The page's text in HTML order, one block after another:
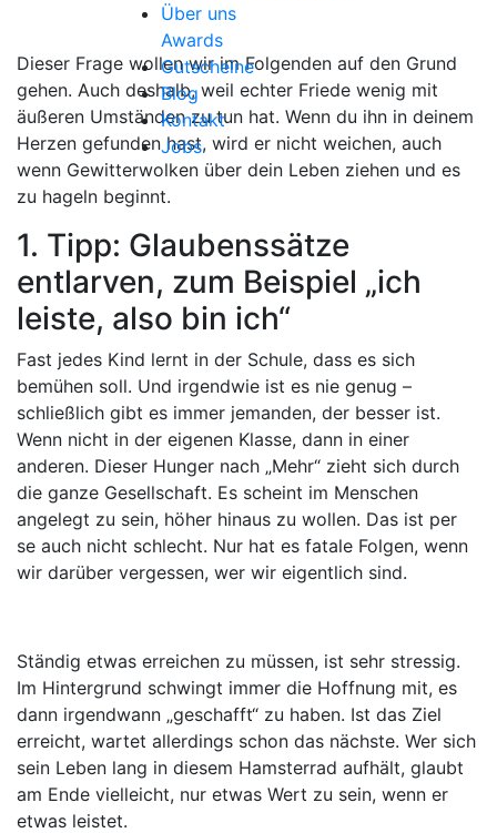
Über uns
Awards
Gutscheine
Blog
Kontakt
Jobs
Dieser Frage wollen wir im Folgenden auf den Grund
gehen. Auch deshalb, weil echter Friede wenig mit
äußeren Umständen zu tun hat. Wenn du ihn in deinem
Herzen gefunden hast, wird er nicht weichen, auch
wenn Gewitterwolken über dein Leben ziehen und es
zu hageln beginnt.
1. Tipp: Glaubenssätze
entlarven, zum Beispiel „ich
leiste, also bin ich“
Fast jedes Kind lernt in der Schule, dass es sich
bemühen soll. Und irgendwie ist es nie genug –
schließlich gibt es immer jemanden, der besser ist.
Wenn nicht in der eigenen Klasse, dann in einer
anderen. Dieser Hunger nach „Mehr“ zieht sich durch
die ganze Gesellschaft. Es scheint im Menschen
angelegt zu sein, höher hinaus zu wollen. Das ist per
se auch nicht schlecht. Nur hat es fatale Folgen, wenn
wir darüber vergessen, wer wir eigentlich sind.
Ständig etwas erreichen zu müssen, ist sehr stressig.
Im Hintergrund schwingt immer die Hoffnung mit, es
dann irgendwann „geschafft“ zu haben. Ist das Ziel
erreicht, wartet allerdings schon das nächste. Wer sich
sein Leben lang in diesem Hamsterrad aufhält, glaubt
am Ende vielleicht, nur etwas Wert zu sein, wenn er
etwas leistet.